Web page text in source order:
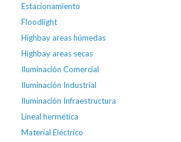
Estacionamiento
Floodlight
Highbay areas húmedas
Highbay areas secas
Iluminación Comercial
Iluminación Industrial
Iluminación Infraestructura
Lineal hermética
Material Eléctrico